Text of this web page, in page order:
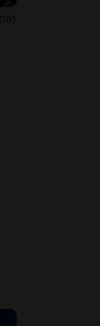
61